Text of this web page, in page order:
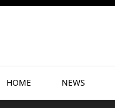
HOME NEWS